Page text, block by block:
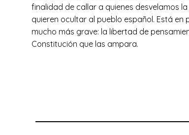
finalidad de callar a quienes desvelamos
quieren ocultar al pueblo español. Está en
mucho más grave: la libertad de
Constitución que las ampara.